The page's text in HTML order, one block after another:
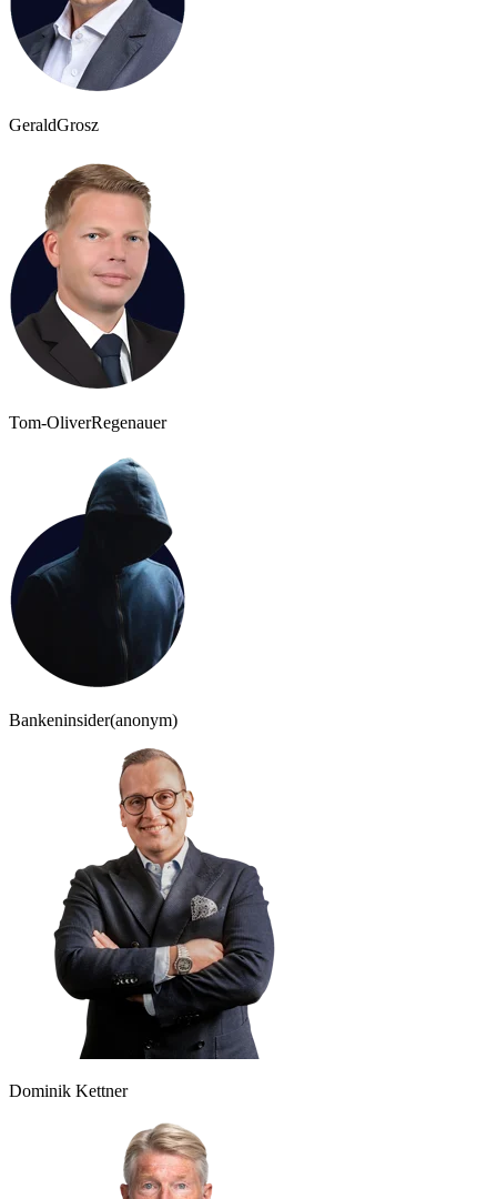
GeraldGrosz
Tom-OliverRegenauer
Bankeninsider(anonym)
Dominik Kettner